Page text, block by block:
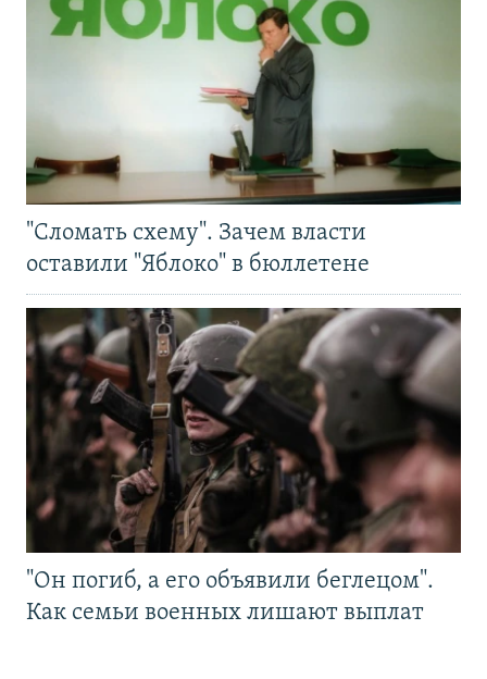
"Сломать схему". Зачем власти
оставили "Яблоко" в бюллетене
"Он погиб, а его объявили беглецом".
Как семьи военных лишают выплат